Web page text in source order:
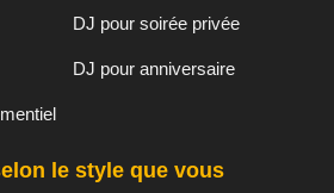
DJ pour soirée privée
DJ pour anniversaire
le style que vous